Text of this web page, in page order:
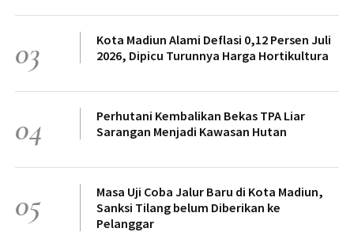
03
Kota Madiun Alami Deflasi 0,12 Persen Juli
2026, Dipicu Turunnya Harga Hortikultura
04
Perhutani Kembalikan Bekas TPA Liar
Sarangan Menjadi Kawasan Hutan
05
Masa Uji Coba Jalur Baru di Kota Madiun,
Sanksi Tilang belum Diberikan ke
Pelanggar